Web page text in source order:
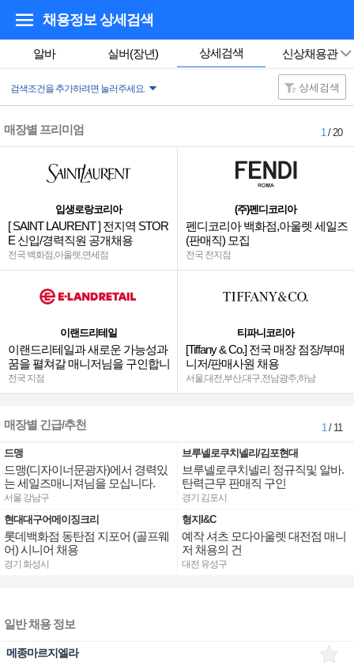
채용정보 상세검색
알바 실버(장년) 상세검색 신상채용관
검색조건을 추가하려면 눌러주세요. 상세검색
매장별 프리미엄 1/ 20
입생로랑코리아
[ SAINT LAURENT ] 전지역 STOR
E 신입/경력직원 공개채용
전국 백화점,아울렛,면세점
이랜드리테일
이랜드리테일과 새로운 가능성과
꿈을 펼쳐갈 매니저님을 구인합니
다.
전국 지점
(주)펜디코리아
펜디코리아 백화점,아울렛 세일즈
(판매직) 모집
전국 전지점
티파니코리아
[Tiffany & Co.] 전국 매장 점장/부매
니저/판매사원 채용
서울,대전,부산,대구,전남광주,하남
매장별 긴급/추천 1/ 11
드맹
드맹(디자이너문광자)에서 경력있
는 세일즈매니져님을 모십니다.
서울 강남구
현대대구어메이징크리
롯데백화점 동탄점 지포어 (골프웨
어) 시니어 채용
경기 화성시
브루넬로쿠치넬리/김포현대
브루넬로쿠치넬리 정규직및 알바.
탄력근무 판매직 구인
경기 김포시
형지I&C
예작 셔츠 모다아울렛 대전점 매니
저 채용의 건
대전 유성구
일반 채용 정보
메종마르지엘라